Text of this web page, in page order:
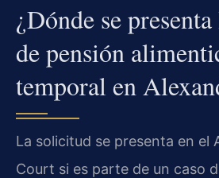
¿Dónde se
de pensión
temporal en
La solicitud se presenta en el
Court si es parte de un caso